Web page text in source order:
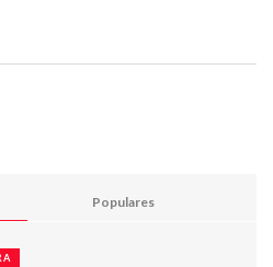
Populares